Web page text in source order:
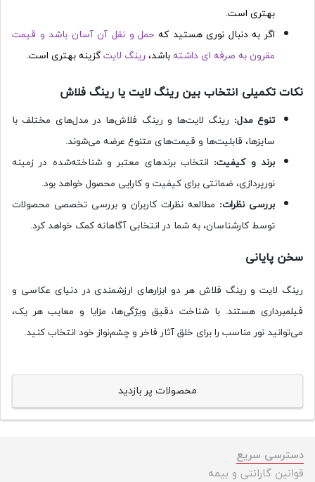
بهتری است.
اگر به دنبال نوری هستید که حمل و نقل آن آسان باشد و قیمت
مقرون به صرفه ای داشته باشد، رینگ لایت گزینه بهتری است.
نکات تکمیلی انتخاب بین رینگ لایت یا رینگ فلاش
تنوع مدل: رینگ لایت‌ها و رینگ فلاش‌ها در مدل‌های مختلف با
سایزها، قابلیت‌ها و قیمت‌های متنوع عرضه می‌شوند.
برند و کیفیت: انتخاب برندهای معتبر و شناخته‌شده در زمینه
نورپردازی، ضمانتی برای کیفیت و کارایی محصول خواهد بود.
بررسی نظرات: مطالعه نظرات کاربران و بررسی تخصصی محصولات
توسط کارشناسان، به شما در انتخابی آگاهانه کمک خواهد کرد.
سخن پایانی
رینگ لایت و رینگ فلاش هر دو ابزارهای ارزشمندی در دنیای عکاسی و
فیلمبرداری هستند. با شناخت دقیق ویژگی‌ها، مزایا و معایب هر یک،
می‌توانید نور مناسب را برای خلق آثار فاخر و چشم‌نواز خود انتخاب کنید.
محصولات پر بازدید
دسترسی سریع
قوانین گارانتی و بیمه